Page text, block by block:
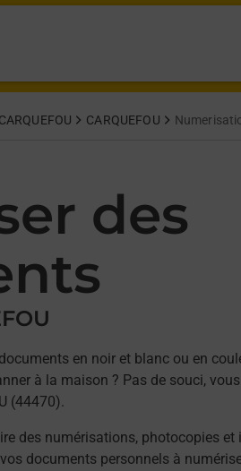
CARQUEFOU CARQUEFOU
des
en noir et blanc ou en
à la maison ? Pas de souci,
(44470).
des numérisations, photocopies et
documents personnels à